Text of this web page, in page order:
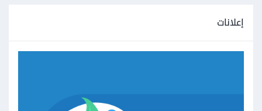
إعلانات